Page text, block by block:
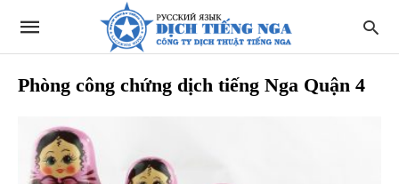
Phòng công chứng dịch tiếng Nga Quận 4